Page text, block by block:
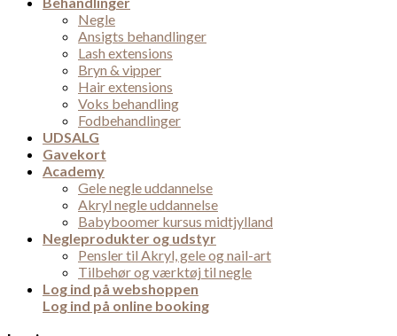
Negle
Ansigts behandlinger
Lash extensions
Bryn & vipper
Hair extensions
Voks behandling
Fodbehandlinger
UDSALG
Gavekort
Academy
Gele negle uddannelse
Akryl negle uddannelse
Babyboomer kursus midtjylland
Negleprodukter og udstyr
Pensler til Akryl, gele og nail-art
Tilbehør og værktøj til negle
Log ind på webshoppen
Log ind på online booking